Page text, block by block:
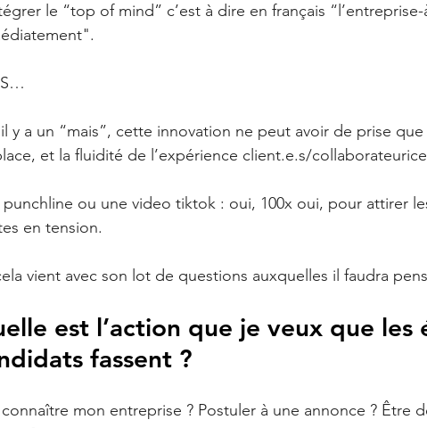
le “top of mind” c’est à dire en français
y a un “mais”, cette innovation ne peut avoir de prise
et la fluidité de l’expérience client.e.s/
punchline ou une video tiktok : oui, 100x oui, pour attirer
en tension.
vient avec son lot de questions auxquelles il faudra
est l’action que je veux que les
fassent ?
mon entreprise ? Postuler à une annonce ? Être